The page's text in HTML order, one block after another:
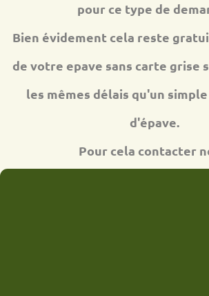
pour ce type de
Bien évidement cela reste
de votre epave sans carte grise
les mêmes délais qu'un
d'épave.
Pour cela contacter